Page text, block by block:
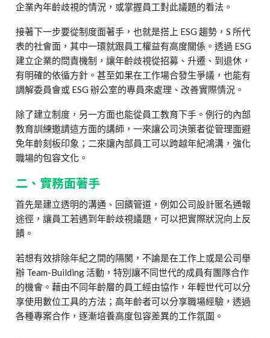
企業內年齡歧視的情況，或掌握員工對此議題的看法。
接著下一步要從制度面著手，也就是搭上 ESG 趨勢，S 所代
表的社會面，其中一環就跟員工權益有高度關係。透過 ESG
建立企業的問責機制，讓年齡歧視從招募、升遷、到退休，
有明確的依循方針。甚至如果在工作場合發生爭議，也能有
調解委員會或 ESG 辦公室的專員來處理、改善實際情況。
除了建立制度，另一方面也能從員工教育下手。例行的內部
教育訓練邀請這方面的講師，一來讓公司決策者從管理面避
免年齡刻板印象；二來讓內部員工可以跨越年紀鴻溝，強化
職場的包容文化。
二、實務面著手
首先是建立透明的溝通、回饋管道，例如公司設計匿名通報
途徑，讓員工若遇到年齡歧視議題，可以把實際狀況向上反
饋。
若想有效排除年紀之間的隔閡，不論是在工作上或是公司舉
辦 Team-Building 活動，特別讓不同世代的成員有團隊合作
的機會。藉由不同年齡層的員工經由協作，年輕世代可以分
享使用數位工具的方法；高年齡者可以分享職場經驗，透過
各種專案合作，逐漸培養高度包容差異的工作氛圍。